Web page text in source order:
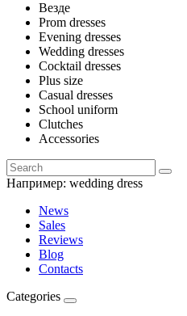
Везде
Prom dresses
Evening dresses
Wedding dresses
Cocktail dresses
Plus size
Casual dresses
School uniform
Clutches
Accessories
Например: wedding dress
News
Sales
Reviews
Blog
Contacts
Categories